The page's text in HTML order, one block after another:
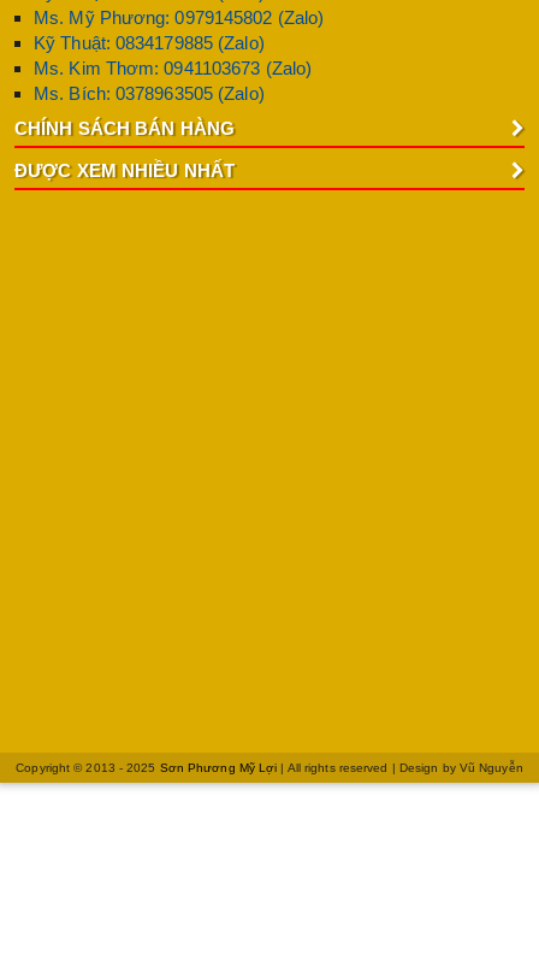
Ms. Mỹ Phương: 0979145802 (Zalo)
Kỹ Thuật: 0834179885 (Zalo)
Ms. Kim Thơm: 0941103673 (Zalo)
Ms. Bích: 0378963505 (Zalo)
CHÍNH SÁCH BÁN HÀNG
ĐƯỢC XEM NHIỀU NHẤT
Copyright © 2013 - 2025 Sơn Phương Mỹ Lợi | All rights reserved | Design by Vũ Nguyễn